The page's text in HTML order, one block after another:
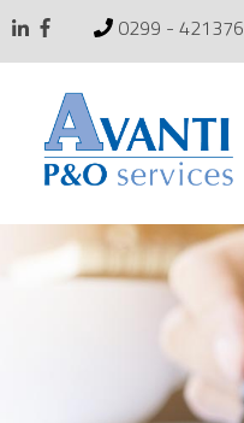
0299 - 421376